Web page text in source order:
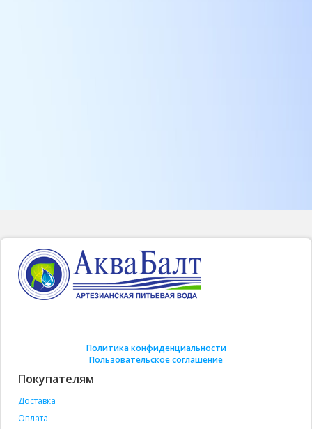
Политика конфиденциальности
Пользовательское соглашение
Покупателям
Доставка
Оплата